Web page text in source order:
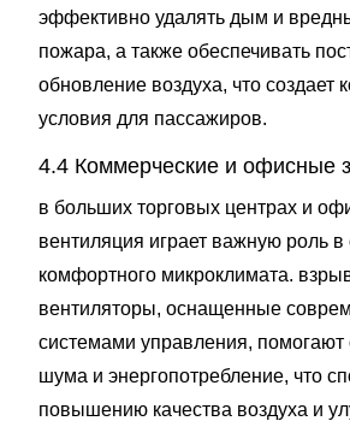
эффективно удалять дым и
пожара, а также обеспечивать
обновление воздуха, что создает
условия для пассажиров.
4.4 Коммерческие и офисные
в больших торговых центрах и
вентиляция играет важную роль в
комфортного микроклимата.
вентиляторы, оснащенные
системами управления, помогают
шума и энергопотребление, что
повышению качества воздуха и